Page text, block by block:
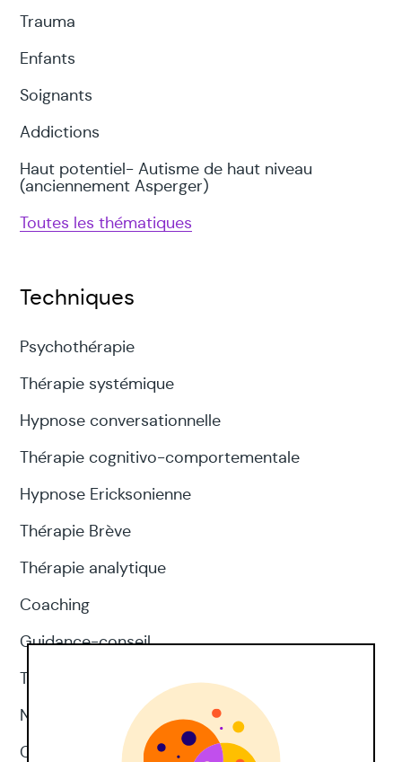
Trauma
Enfants
Soignants
Addictions
Haut potentiel- Autisme de haut niveau
(anciennement Asperger)
Toutes les thématiques
Techniques
Psychothérapie
Thérapie systémique
Hypnose conversationnelle
Thérapie cognitivo-comportementale
Hypnose Ericksonienne
Thérapie Brève
Thérapie analytique
Coaching
Guidance-conseil
Thérapie d'acceptation et d'engagement
Neuropsychologie
CNV